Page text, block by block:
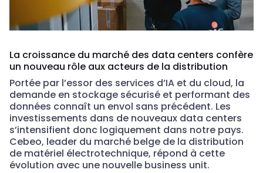
La croissance du marché des data centers confère
un nouveau rôle aux acteurs de la distribution
Portée par l’essor des services d’IA et du cloud, la
demande en stockage sécurisé et performant des
données connaît un envol sans précédent. Les
investissements dans de nouveaux data centers
s’intensifient donc logiquement dans notre pays.
Cebeo, leader du marché belge de la distribution
de matériel électrotechnique, répond à cette
évolution avec une nouvelle business unit.